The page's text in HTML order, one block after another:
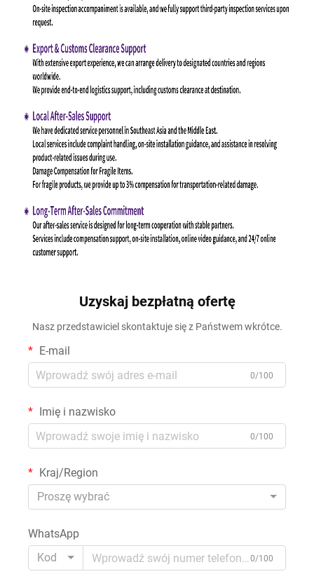
Uzyskaj bezpłatną ofertę
Nasz przedstawiciel skontaktuje się z Państwem wkrótce.
E-mail
0/100
Imię i nazwisko
0/100
Kraj/Region
Proszę wybrać
WhatsApp
Kod
0/100